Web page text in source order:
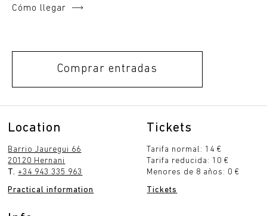
Cómo llegar
Comprar entradas
Location
Barrio Jauregui 66
20120 Hernani
T.+34 943 335 963
Practical information
Tickets
Tarifa normal: 14 €
Tarifa reducida: 10 €
Menores de 8 años: 0 €
Tickets